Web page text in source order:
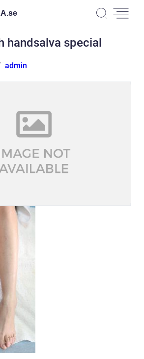
se
handsalva special
admin